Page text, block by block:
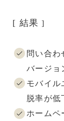
[ 結果]
問い合わ
バージョ
モバイル
脱率が低
ホームペ